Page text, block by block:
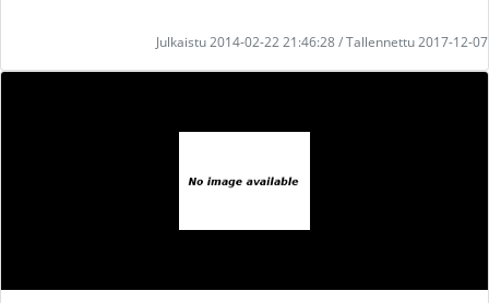
Julkaistu 2014-02-22 21:46:28 / Tallennettu 2017-12-07